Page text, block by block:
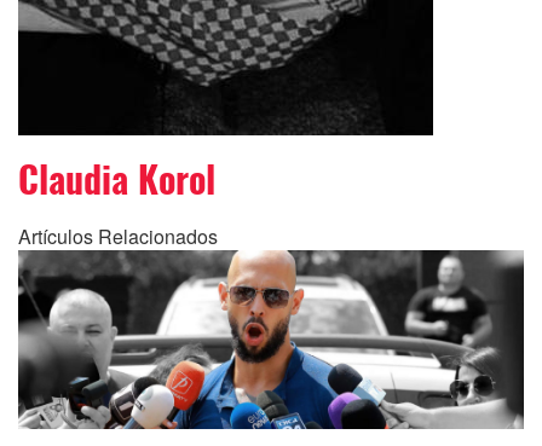
Claudia Korol
Artículos Relacionados